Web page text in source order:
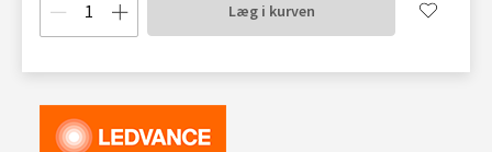
Læg i kurven